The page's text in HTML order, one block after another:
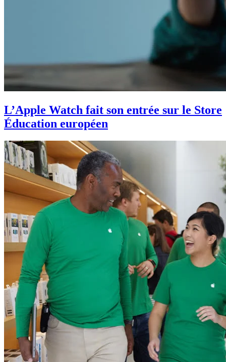
L’Apple Watch fait son entrée sur le Store
Éducation européen